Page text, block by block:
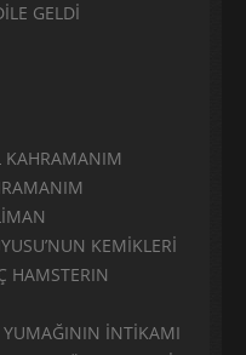
GELDİ
KAHRAMANIM
KEMİKLERİ
HAMSTERIN
YUMAĞININ İNTİKAMI